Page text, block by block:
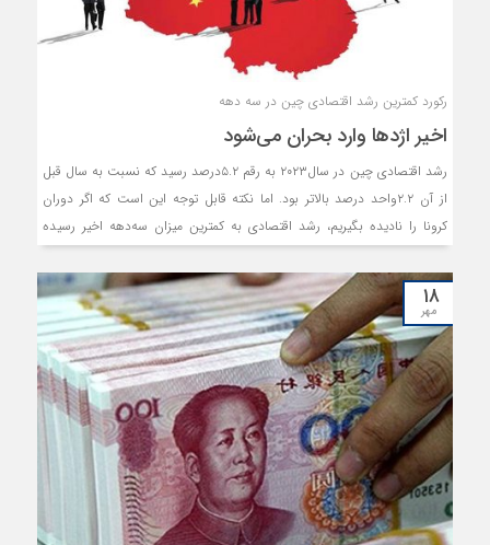
رکورد کمترین رشد اقتصادی چین در سه دهه
اخیر اژدها وارد بحران می‌شود
رشد اقتصادی چین در سال۲۰۲۳ به رقم ۵.۲درصد رسید که نسبت به سال قبل
از آن ۲.۲واحد درصد بالاتر بود. اما نکته قابل توجه این است که اگر دوران
کرونا را نادیده بگیریم، رشد اقتصادی به کمترین میزان سه‌دهه اخیر رسیده
اقتصادی چین در سال۲۰۲۴ ادامه خواهد داشت.
۱۸
مهر